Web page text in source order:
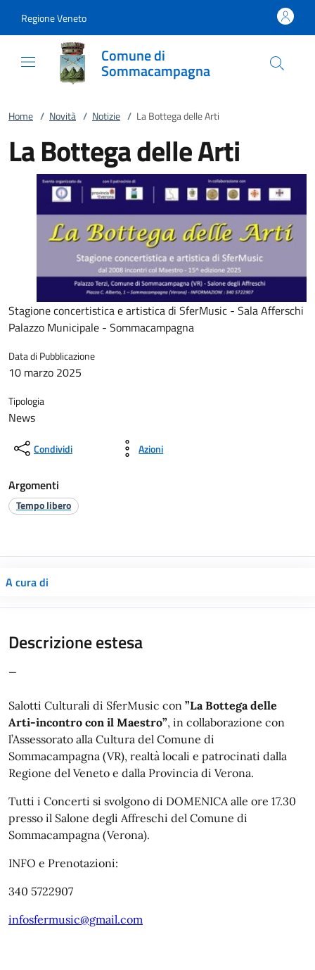
Regione Veneto
Comune di
Sommacampagna
Home / Novità / Notizie / La Bottega delle Arti
La Bottega delle Arti
Stagione concertistica e artistica di SferMusic - Sala Afferschi
Palazzo Municipale - Sommacampagna
Data di Pubblicazione
10 marzo 2025
Tipologia
News
Condividi Azioni
Argomenti
Tempo libero
A cura di
Descrizione estesa
Salotti Culturali di SferMusic con ”La Bottega delle
Arti-incontro con il Maestro”, in collaborazione con
l’Assessorato alla Cultura del Comune di
Sommacampagna (VR), realtà locali e patrocinati dalla
Regione del Veneto e dalla Provincia di Verona.
Tutti i Concerti si svolgono di DOMENICA alle ore 17.30
presso il Salone degli Affreschi del Comune di
Sommacampagna (Verona).
INFO e Prenotazioni:
340 5722907
infosfermusic@gmail.com